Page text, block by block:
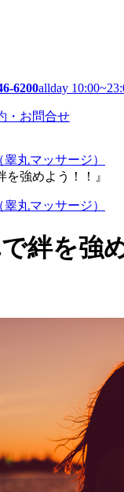
6200allday
・お問合せ
丸マッサージ）
を強めよう！！』
丸マッサージ）
で絆を強